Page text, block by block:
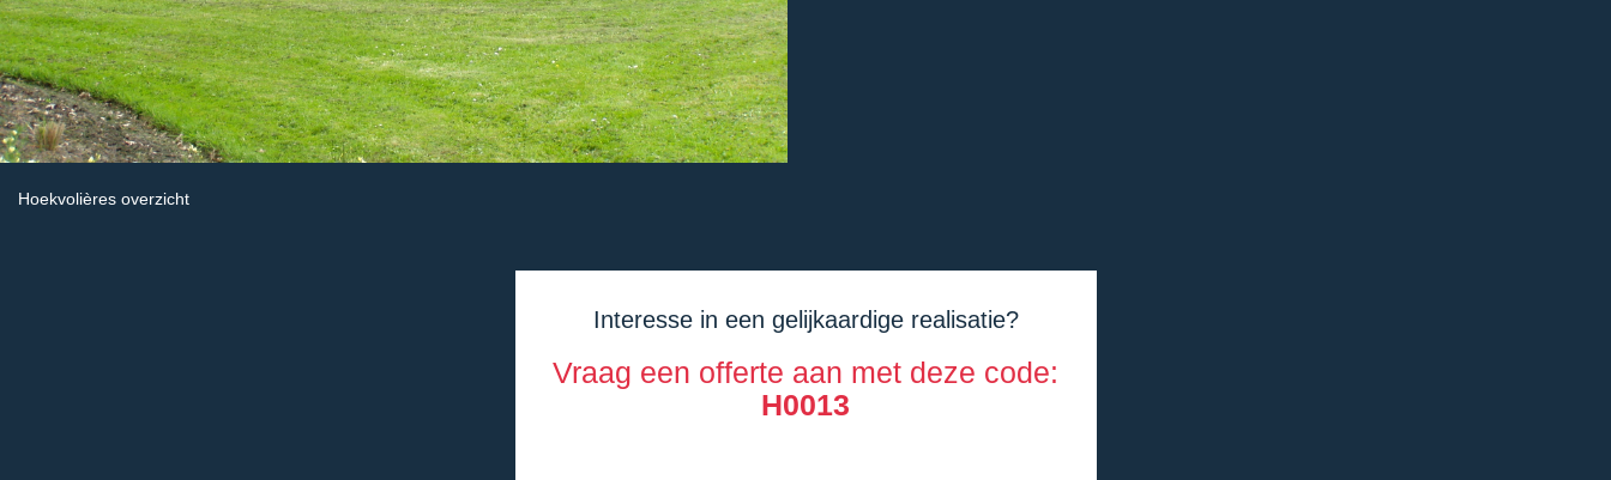
Hoekvolières overzicht
Interesse in een gelijkaardige realisatie?
Vraag een offerte aan met deze code:
H0013